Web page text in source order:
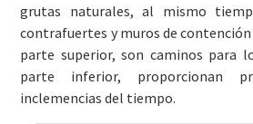
grutas naturales, al mismo
contrafuertes y muros de
parte superior, son caminos para
parte inferior, proporcionan
inclemencias del tiempo.